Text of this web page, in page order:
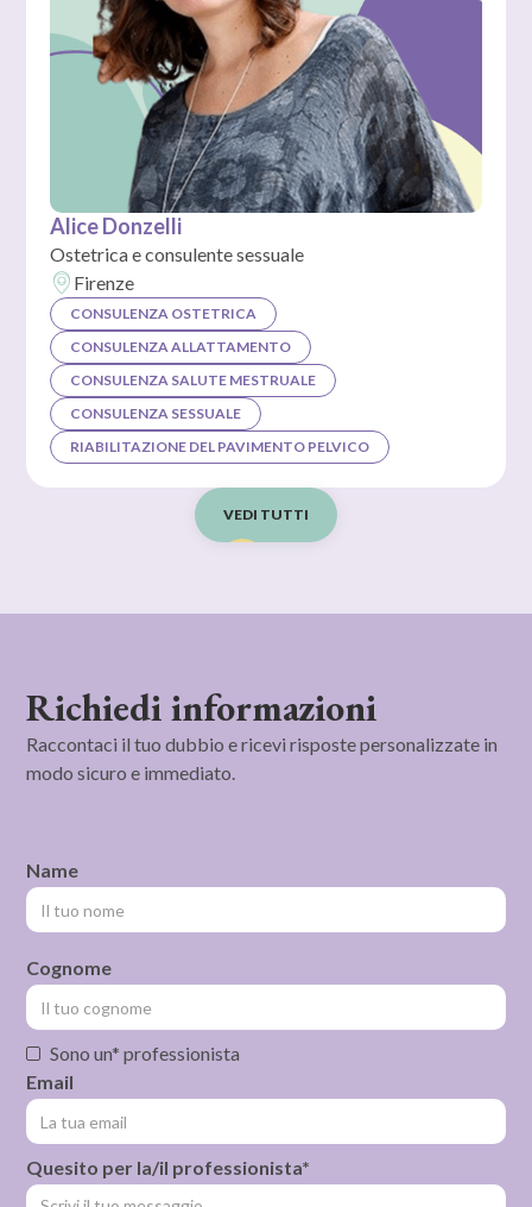
Alice Donzelli
Ostetrica e consulente sessuale
Firenze
CONSULENZA OSTETRICA
CONSULENZA ALLATTAMENTO
CONSULENZA SALUTE MESTRUALE
CONSULENZA SESSUALE
RIABILITAZIONE DEL PAVIMENTO PELVICO
VEDI TUTTI
Richiedi informazioni
Raccontaci il tuo dubbio e ricevi risposte personalizzate in
modo sicuro e immediato.
Name
Cognome
Sono un* professionista
Email
Quesito per la/il professionista*